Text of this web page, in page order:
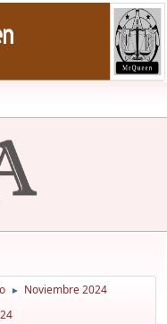
► Noviembre 2024